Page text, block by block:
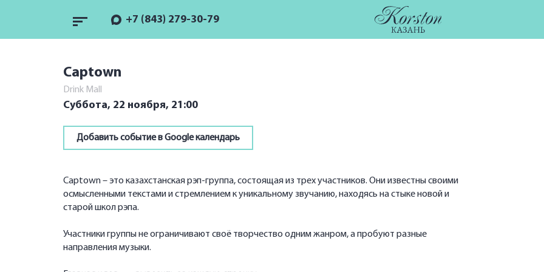
+7 (843) 279-30-79
Captown
Drink Mall
Суббота, 22 ноября, 21:00
Добавить событие в Google календарь
Captown – это казахстанская рэп-группа, состоящая из трех участников. Они известны своими
осмысленными текстами и стремлением к уникальному звучанию, находясь на стыке новой и
старой школ рэпа.
Участники группы не ограничивают своё творчество одним жанром, а пробуют разные
направления музыки.